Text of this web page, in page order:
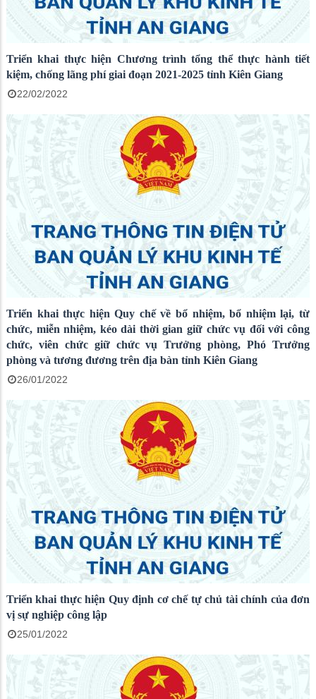
Triển khai thực hiện Chương trình tổng thể thực hành tiết
kiệm, chống lãng phí giai đoạn 2021-2025 tỉnh Kiên Giang
22/02/2022
Triển khai thực hiện Quy chế về bổ nhiệm, bổ nhiệm lại, từ
chức, miễn nhiệm, kéo dài thời gian giữ chức vụ đối với công
chức, viên chức giữ chức vụ Trưởng phòng, Phó Trưởng
phòng và tương đương trên địa bàn tỉnh Kiên Giang
26/01/2022
Triển khai thực hiện Quy định cơ chế tự chủ tài chính của đơn
vị sự nghiệp công lập
25/01/2022